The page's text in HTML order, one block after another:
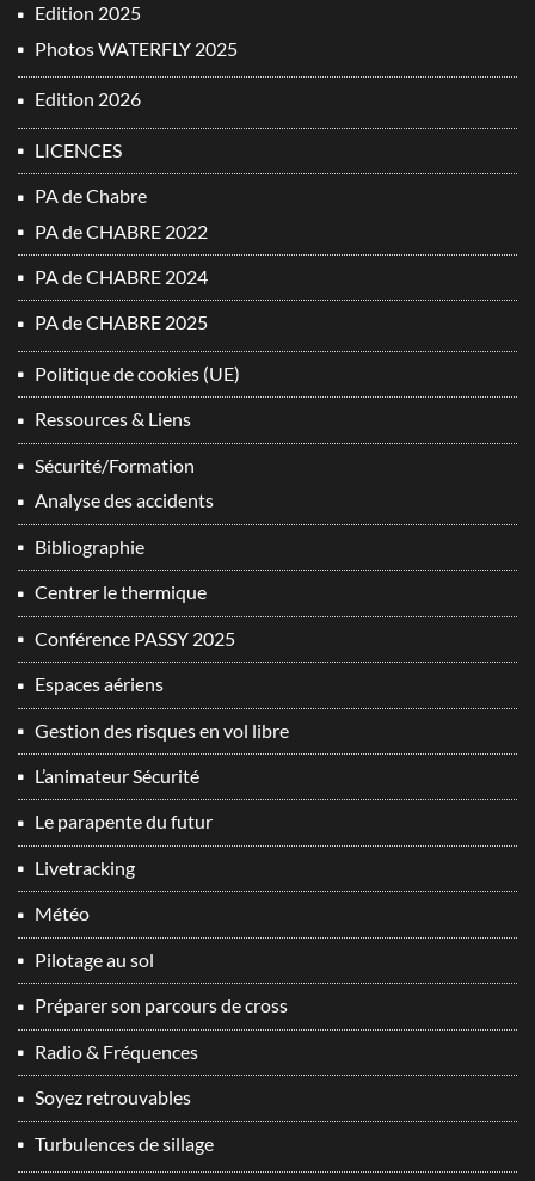
Edition 2025
Photos WATERFLY 2025
Edition 2026
LICENCES
PA de Chabre
PA de CHABRE 2022
PA de CHABRE 2024
PA de CHABRE 2025
Politique de cookies (UE)
Ressources & Liens
Sécurité/Formation
Analyse des accidents
Bibliographie
Centrer le thermique
Conférence PASSY 2025
Espaces aériens
Gestion des risques en vol libre
L’animateur Sécurité
Le parapente du futur
Livetracking
Météo
Pilotage au sol
Préparer son parcours de cross
Radio & Fréquences
Soyez retrouvables
Turbulences de sillage